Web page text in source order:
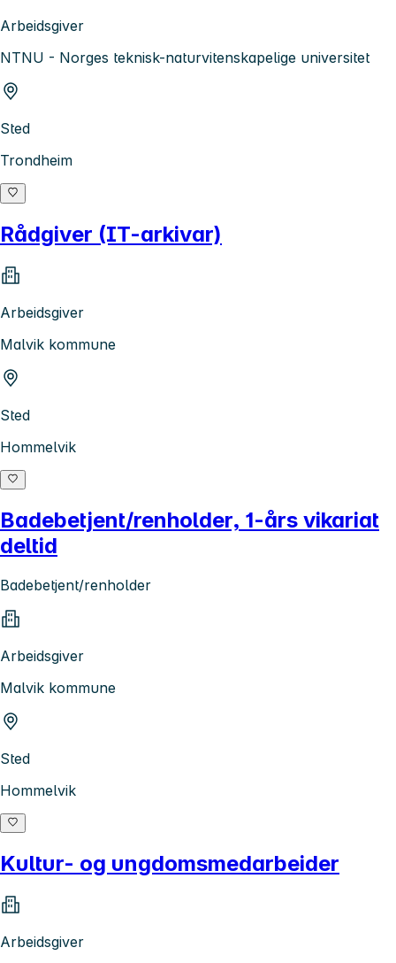
Arbeidsgiver
NTNU - Norges teknisk-naturvitenskapelige universitet
Sted
Trondheim
Rådgiver (IT-arkivar)
Arbeidsgiver
Malvik kommune
Sted
Hommelvik
Badebetjent/renholder, 1-års vikariat
deltid
Badebetjent/renholder
Arbeidsgiver
Malvik kommune
Sted
Hommelvik
Kultur- og ungdomsmedarbeider
Arbeidsgiver